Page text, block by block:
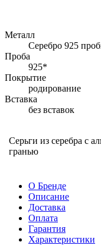
Металл
Серебро 925
Проба
925*
Покрытие
родирование
Вставка
без вставок
Серьги из серебра с
гранью
О Бренде
Описание
Доставка
Оплата
Гарантия
Характеристики